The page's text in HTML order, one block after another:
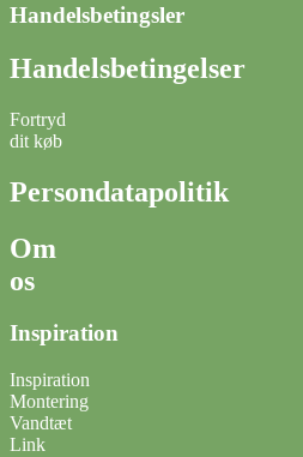
Handelsbetingsler
Handelsbetingelser
Fortryd
dit køb
Persondatapolitik
Om
os
Inspiration
Inspiration
Montering
Vandtæt
Link